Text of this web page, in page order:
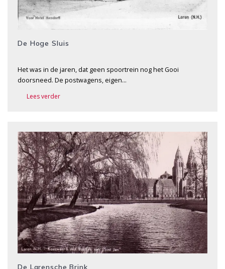
De Hoge Sluis
Het was in de jaren, dat geen spoortrein nog het Gooi
doorsneed. De postwagens, eigen…
Lees verder
De Larensche Brink